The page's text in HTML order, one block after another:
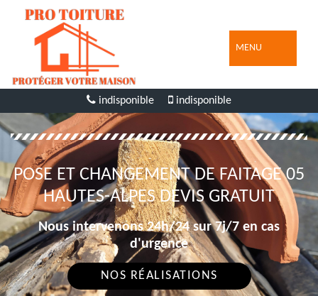
MENU
indisponible indisponible
POSE ET CHANGEMENT DE FAITAGE 05
HAUTES-ALPES DEVIS GRATUIT
Nous intervenons 24h/24 sur 7j/7 en cas
d'urgence
NOS RÉALISATIONS